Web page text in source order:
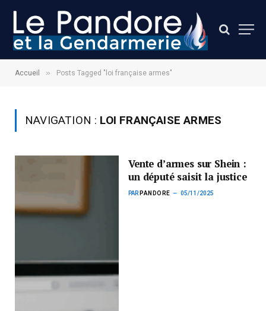
Accueil » Posts Tagged "loi française armes"
NAVIGATION : LOI FRANÇAISE ARMES
Vente d’armes sur Shein :
un député saisit la justice
PAR PANDORE 05/11/2025